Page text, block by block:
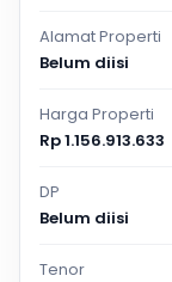
Alamat Properti
Belum diisi
Harga Properti
Rp 1.156.913.633
DP
Belum diisi
Tenor